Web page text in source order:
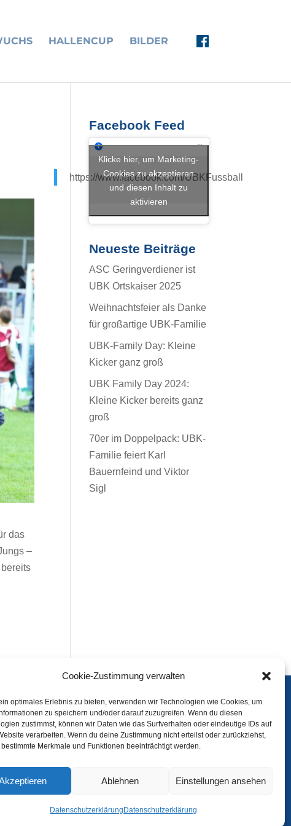
Cookie-Zustimmung verwalten
optimales Erlebnis zu bieten, verwenden wir Technologien wie Cookies, um
zu speichern und/oder darauf zuzugreifen. Wenn du diesen
zustimmst, können wir Daten wie das Surfverhalten oder eindeutige IDs auf
verarbeiten. Wenn du deine Zustimmung nicht erteilst oder zurückziehst,
bestimmte Merkmale und Funktionen beeinträchtigt werden.
Ablehnen Einstellungen ansehen
Datenschutzerklärung Datenschutzerklärung
HALLENCUP BILDER
das
–
Facebook Feed
https://www.facebook.com/UBKFussball
Klicke hier, um Marketing-
Cookies zu akzeptieren
und diesen Inhalt zu
aktivieren
Neueste Beiträge
ASC Geringverdiener ist
UBK Ortskaiser 2025
Weihnachtsfeier als Danke
für großartige UBK-Familie
UBK-Family Day: Kleine
Kicker ganz groß
UBK Family Day 2024:
Kleine Kicker bereits ganz
groß
70er im Doppelpack: UBK-
Familie feiert Karl
Bauernfeind und Viktor
Sigl
Bilder
Sponsoren
Datenschutzerklärung
Hallencup